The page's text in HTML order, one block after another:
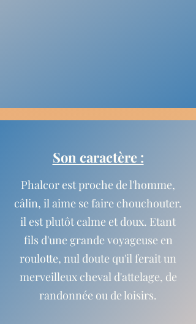
Son caractère :
Phalcor est proche de l'homme,
câlin, il aime se faire chouchouter.
il est plutôt calme et doux. Etant
fils d'une grande voyageuse en
roulotte, nul doute qu'il ferait un
merveilleux cheval d'attelage, de
randonnée ou de loisirs.